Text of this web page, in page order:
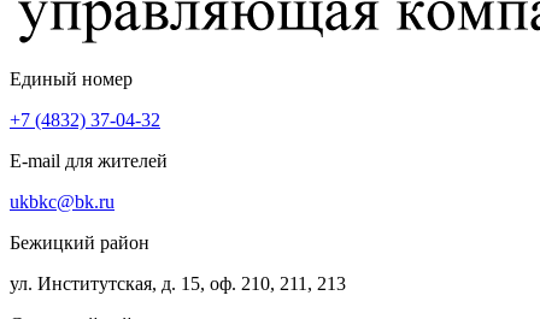
Единый номер
+7 (4832) 37-04-32
E-mail для жителей
ukbkc@bk.ru
Бежицкий район
ул. Институтская, д. 15, оф. 210, 211, 213